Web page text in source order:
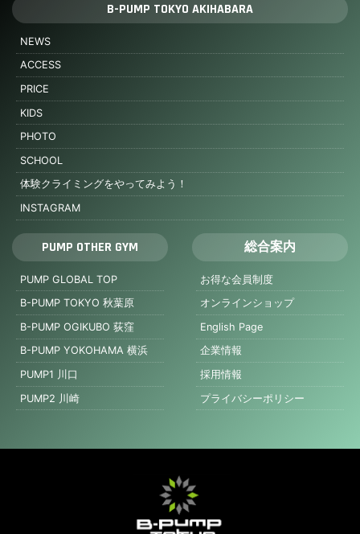
B-PUMP TOKYO AKIHABARA
NEWS
ACCESS
PRICE
KIDS
PHOTO
SCHOOL
体験クライミングをやってみよう！
INSTAGRAM
PUMP OTHER GYM
PUMP GLOBAL TOP
B-PUMP TOKYO 秋葉原
B-PUMP OGIKUBO 荻窪
B-PUMP YOKOHAMA 横浜
PUMP1 川口
PUMP2 川崎
総合案内
お得な会員制度
オンラインショップ
English Page
企業情報
採用情報
プライバシーポリシー